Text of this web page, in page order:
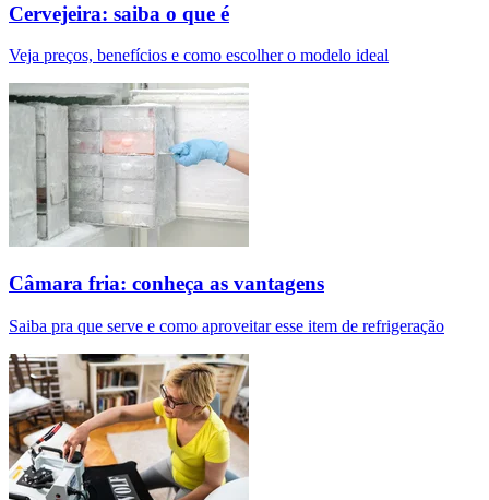
Cervejeira: saiba o que é
Veja preços, benefícios e como escolher o modelo ideal
Câmara fria: conheça as vantagens
Saiba pra que serve e como aproveitar esse item de refrigeração